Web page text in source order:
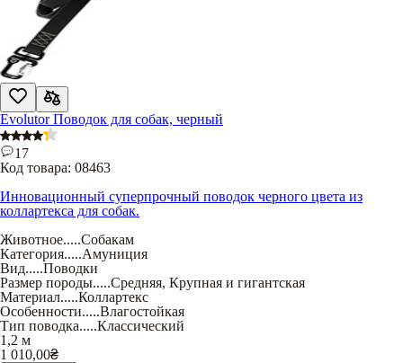
Evolutor Поводок для собак, черный
17
Код товара: 08463
Инновационный суперпрочный поводок черного цвета из
коллартекса для собак.
Животное.....Собакам
Категория.....Амуниция
Вид.....Поводки
Размер породы.....Средняя, Крупная и гигантская
Материал.....Коллартекс
Особенности.....Влагостойкая
Тип поводка.....Классический
1,2 м
1 010,00₴